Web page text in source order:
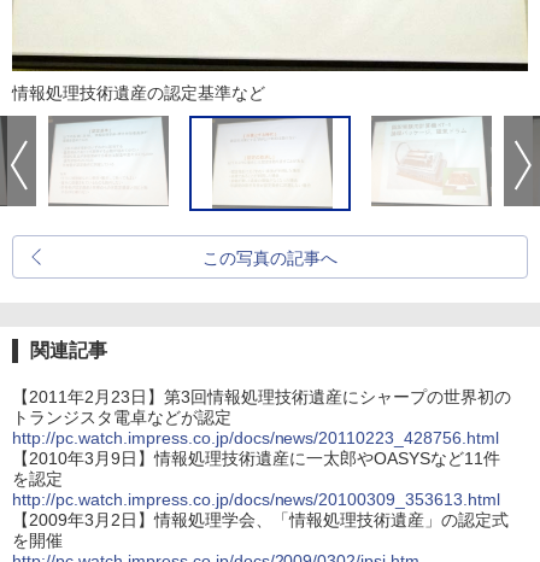
情報処理技術遺産の認定基準など
この写真の記事へ
関連記事
【2011年2月23日】第3回情報処理技術遺産にシャープの世界初の
トランジスタ電卓などが認定
http://pc.watch.impress.co.jp/docs/news/20110223_428756.html
【2010年3月9日】情報処理技術遺産に一太郎やOASYSなど11件
を認定
http://pc.watch.impress.co.jp/docs/news/20100309_353613.html
【2009年3月2日】情報処理学会、「情報処理技術遺産」の認定式
を開催